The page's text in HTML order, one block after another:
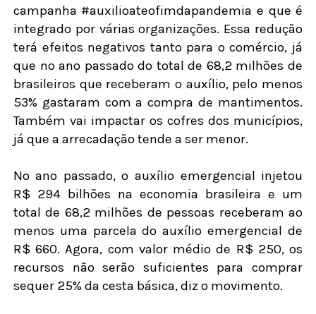
campanha #auxilioateofimdapandemia e que é
integrado por várias organizações. Essa redução
terá efeitos negativos tanto para o comércio, já
que no ano passado do total de 68,2 milhões de
brasileiros que receberam o auxílio, pelo menos
53% gastaram com a compra de mantimentos.
Também vai impactar os cofres dos municípios,
já que a arrecadação tende a ser menor.
No ano passado, o auxílio emergencial injetou
R$ 294 bilhões na economia brasileira e um
total de 68,2 milhões de pessoas receberam ao
menos uma parcela do auxílio emergencial de
R$ 660. Agora, com valor médio de R$ 250, os
recursos não serão suficientes para comprar
sequer 25% da cesta básica, diz o movimento.